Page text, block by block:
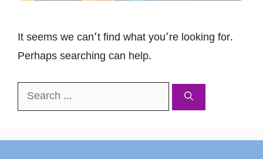
It seems we can’t find what you’re looking for.
Perhaps searching can help.
Search
for: